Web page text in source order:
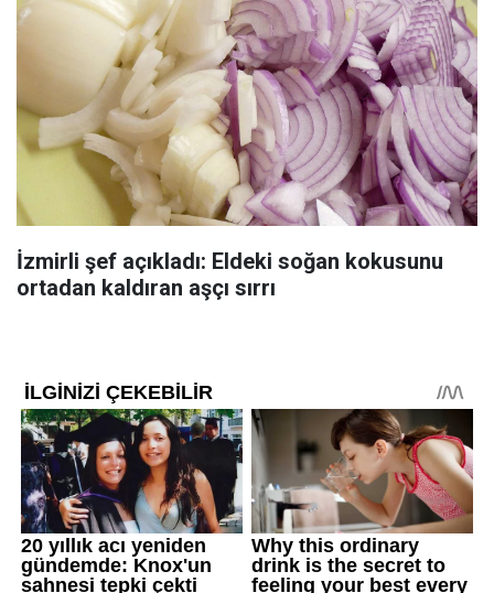
İzmirli şef açıkladı: Eldeki soğan kokusunu
ortadan kaldıran aşçı sırrı